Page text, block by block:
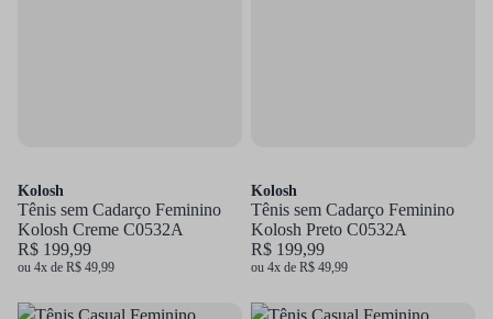
Kolosh
Tênis sem Cadarço Feminino
Kolosh Creme C0532A
R$ 199,99
ou 4x de R$ 49,99
Kolosh
Tênis sem Cadarço Feminino
Kolosh Preto C0532A
R$ 199,99
ou 4x de R$ 49,99